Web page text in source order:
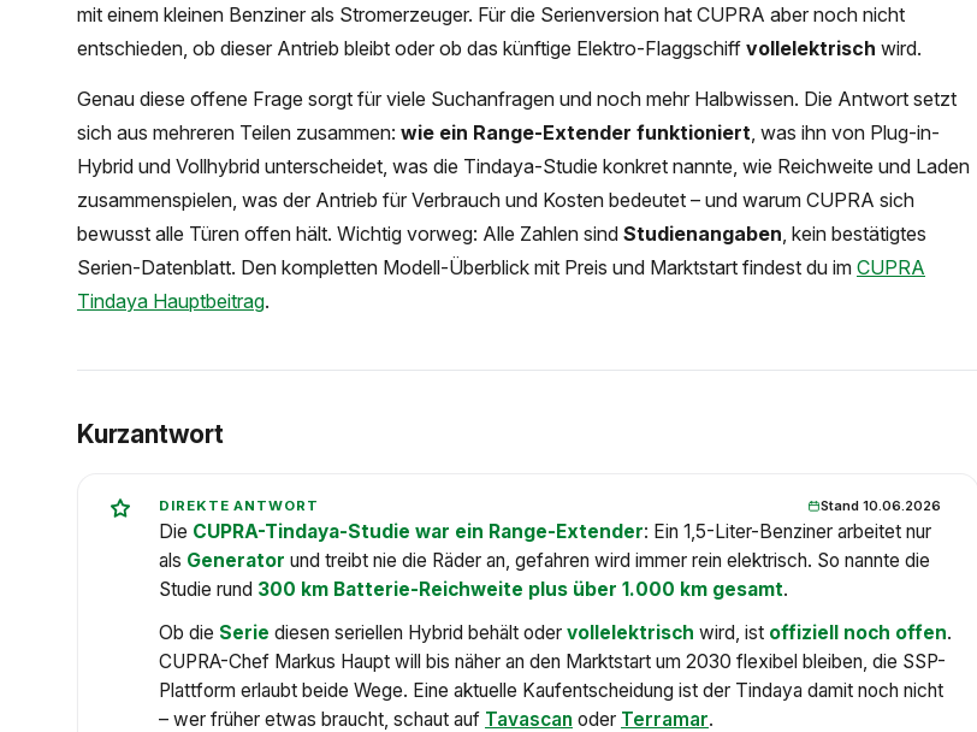
mit einem kleinen Benziner als Stromerzeuger. Für die Serienversion hat CUPRA aber noch nicht
entschieden, ob dieser Antrieb bleibt oder ob das künftige Elektro-Flaggschiff vollelektrisch wird.
Genau diese offene Frage sorgt für viele Suchanfragen und noch mehr Halbwissen. Die Antwort setzt
sich aus mehreren Teilen zusammen: wie ein Range-Extender funktioniert, was ihn von Plug-in-
Hybrid und Vollhybrid unterscheidet, was die Tindaya-Studie konkret nannte, wie Reichweite und Laden
zusammenspielen, was der Antrieb für Verbrauch und Kosten bedeutet – und warum CUPRA sich
bewusst alle Türen offen hält. Wichtig vorweg: Alle Zahlen sind Studienangaben, kein bestätigtes
Serien-Datenblatt. Den kompletten Modell-Überblick mit Preis und Marktstart findest du im CUPRA
Tindaya Hauptbeitrag.
Kurzantwort
DIREKTE ANTWORT Stand 10.06.2026
Die CUPRA-Tindaya-Studie war ein Range-Extender: Ein 1,5-Liter-Benziner arbeitet nur
als Generator und treibt nie die Räder an, gefahren wird immer rein elektrisch. So nannte die
Studie rund 300 km Batterie-Reichweite plus über 1.000 km gesamt.
Ob die Serie diesen seriellen Hybrid behält oder vollelektrisch wird, ist offiziell noch offen.
CUPRA-Chef Markus Haupt will bis näher an den Marktstart um 2030 flexibel bleiben, die SSP-
Plattform erlaubt beide Wege. Eine aktuelle Kaufentscheidung ist der Tindaya damit noch nicht
– wer früher etwas braucht, schaut auf Tavascan oder Terramar.